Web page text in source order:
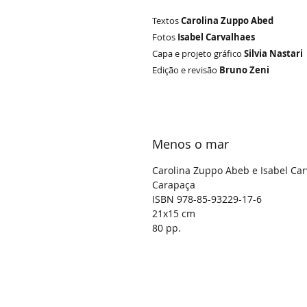
TextosCarolina Zuppo Abed
Fotos Isabel Carvalhaes
Capa e projeto gráfico Silvia Nastari
Edição e revisão Bruno Zeni
Menos o mar
Carolina Zuppo Abeb e Isabel
Carapaça
ISBN 978-85-93229-17-6
21x15 cm
80 pp.